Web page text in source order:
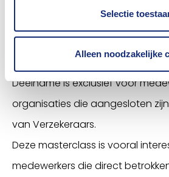
Selectie
Alleen noodzakelijke
Deelname is exclusief voor
organisaties die aangesloten
van Verzekeraars.
Deze masterclass is vooral
medewerkers die direct